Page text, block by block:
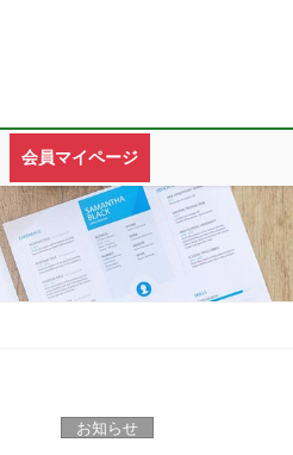
会員マイページ
お知らせ